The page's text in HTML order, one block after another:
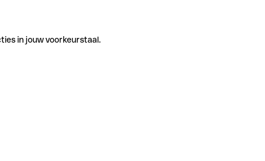
in jouw voorkeurstaal.